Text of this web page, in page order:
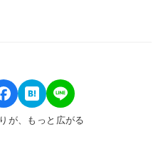
が、もっと広がる